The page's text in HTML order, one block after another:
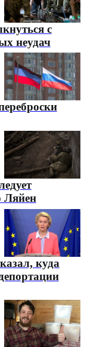
с
неудач
Ляйен
куда